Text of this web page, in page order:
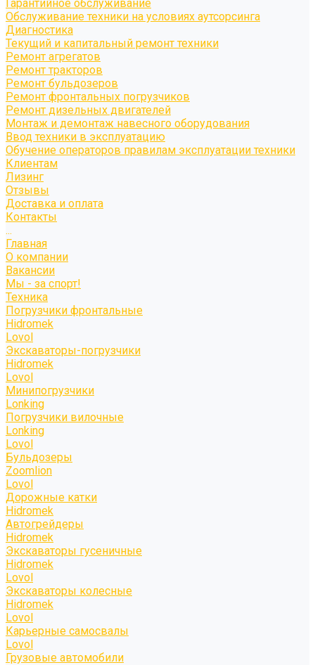
Гарантийное обслуживание
Обслуживание техники на условиях аутсорсинга
Диагностика
Текущий и капитальный ремонт техники
Ремонт агрегатов
Ремонт тракторов
Ремонт бульдозеров
Ремонт фронтальных погрузчиков
Ремонт дизельных двигателей
Монтаж и демонтаж навесного оборудования
Ввод техники в эксплуатацию
Обучение операторов правилам эксплуатации техники
Клиентам
Лизинг
Отзывы
Доставка и оплата
Контакты
...
Главная
О компании
Вакансии
Мы - за спорт!
Техника
Погрузчики фронтальные
Hidromek
Lovol
Экскаваторы-погрузчики
Hidromek
Lovol
Минипогрузчики
Lonking
Погрузчики вилочные
Lonking
Lovol
Бульдозеры
Zoomlion
Lovol
Дорожные катки
Hidromek
Автогрейдеры
Hidromek
Экскаваторы гусеничные
Hidromek
Lovol
Экскаваторы колесные
Hidromek
Lovol
Карьерные самосвалы
Lovol
Грузовые автомобили